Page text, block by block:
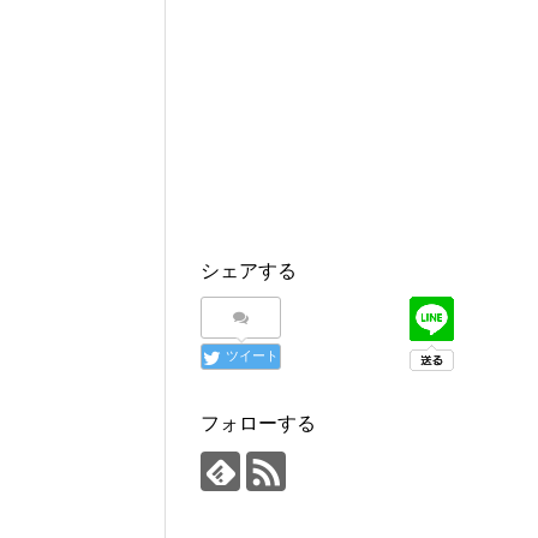
シェアする
ツイート
フォローする